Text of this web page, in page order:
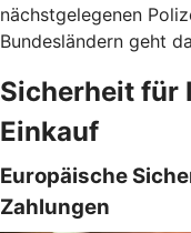
nächstgelegenen
Bundesländern geht
Sicherheit für
Einkauf
Europäische
Zahlungen